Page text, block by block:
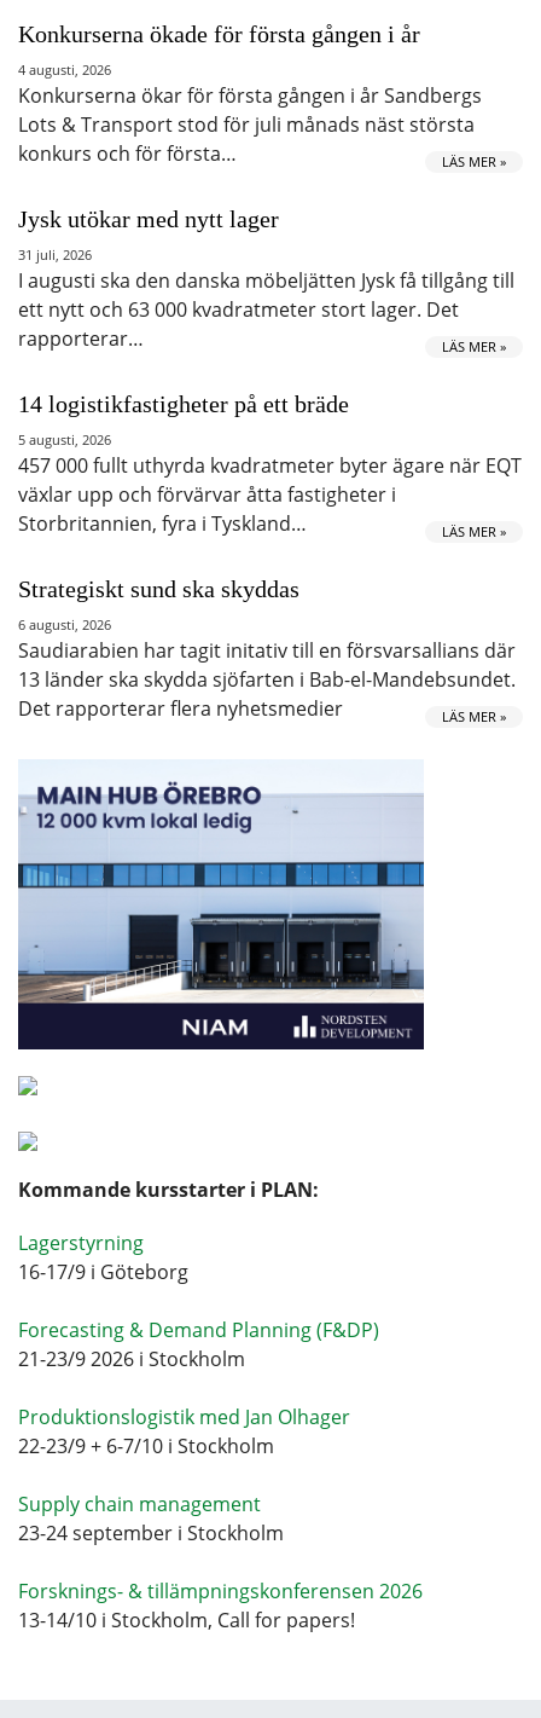
Konkurserna ökade för första gången i år
4 augusti, 2026
Konkurserna ökar för första gången i år Sandbergs
Lots & Transport stod för juli månads näst största
konkurs och för första…
LÄS MER »
Jysk utökar med nytt lager
31 juli, 2026
I augusti ska den danska möbeljätten Jysk få tillgång till
ett nytt och 63 000 kvadratmeter stort lager. Det
rapporterar…
LÄS MER »
14 logistikfastigheter på ett bräde
5 augusti, 2026
457 000 fullt uthyrda kvadratmeter byter ägare när EQT
växlar upp och förvärvar åtta fastigheter i
Storbritannien, fyra i Tyskland…
LÄS MER »
Strategiskt sund ska skyddas
6 augusti, 2026
Saudiarabien har tagit initativ till en försvarsallians där
13 länder ska skydda sjöfarten i Bab-el-Mandebsundet.
Det rapporterar flera nyhetsmedier
LÄS MER »
Kommande kursstarter i PLAN:
Lagerstyrning
16-17/9 i Göteborg
Forecasting & Demand Planning (F&DP)
21-23/9 2026 i Stockholm
Produktionslogistik med Jan Olhager
22-23/9 + 6-7/10 i Stockholm
Supply chain management
23-24 september i Stockholm
Forsknings- & tillämpningskonferensen 2026
13-14/10 i Stockholm, Call for papers!